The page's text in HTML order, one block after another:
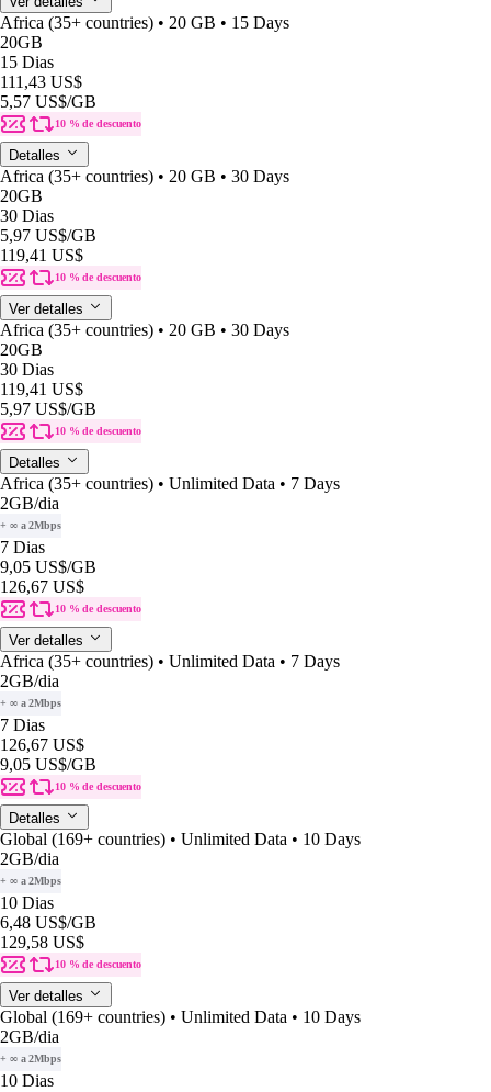
Africa (35+ countries) • 20 GB • 15 Days
20GB
15 Dias
111,43 US$
5,57 US$/GB
10 % de descuento
Detalles
Africa (35+ countries) • 20 GB • 30 Days
20GB
30 Dias
5,97 US$/GB
119,41 US$
10 % de descuento
Ver detalles
Africa (35+ countries) • 20 GB • 30 Days
20GB
30 Dias
119,41 US$
5,97 US$/GB
10 % de descuento
Detalles
Africa (35+ countries) • Unlimited Data • 7 Days
2GB/dia
+ ∞ a 2Mbps
7 Dias
9,05 US$/GB
126,67 US$
10 % de descuento
Ver detalles
Africa (35+ countries) • Unlimited Data • 7 Days
2GB/dia
+ ∞ a 2Mbps
7 Dias
126,67 US$
9,05 US$/GB
10 % de descuento
Detalles
Global (169+ countries) • Unlimited Data • 10 Days
2GB/dia
+ ∞ a 2Mbps
10 Dias
6,48 US$/GB
129,58 US$
10 % de descuento
Ver detalles
Global (169+ countries) • Unlimited Data • 10 Days
2GB/dia
+ ∞ a 2Mbps
10 Dias